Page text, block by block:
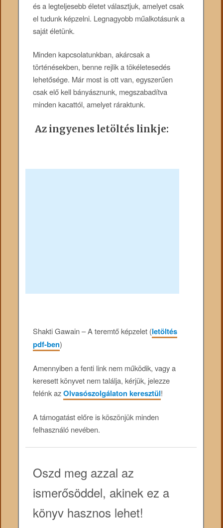
és a legteljesebb életet választjuk, amelyet csak
el tudunk képzelni. Legnagyobb műalkotásunk a
saját életünk.
Minden kapcsolatunkban, akárcsak a
történésekben, benne rejlik a tökéletesedés
lehetősége. Már most is ott van, egyszerűen
csak elő kell bányásznunk, megszabadítva
minden kacattól, amelyet ráraktunk.
Az ingyenes letöltés linkje:
Shakti Gawain – A teremtő képzelet (letöltés
pdf-ben)
Amennyiben a fenti link nem működik, vagy a
keresett könyvet nem találja, kérjük, jelezze
felénk azOlvasószolgálaton keresztül!
A támogatást előre is köszönjük minden
felhasználó nevében.
Oszd meg azzal az
ismerősöddel, akinek ez a
könyv hasznos lehet!